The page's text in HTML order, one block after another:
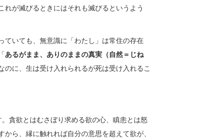
が滅びるときにはそれも滅びるというよう
ていても、無意識に「わたし」は常住の存在
あるがまま、ありのままの真実（自然＝じね
に、生は受け入れられるが死は受け入れるこ
。貪欲とはむさぼり求める欲の心、瞋恚とは怒
ら、縁に触れれば自分の意思を超えて欲が、